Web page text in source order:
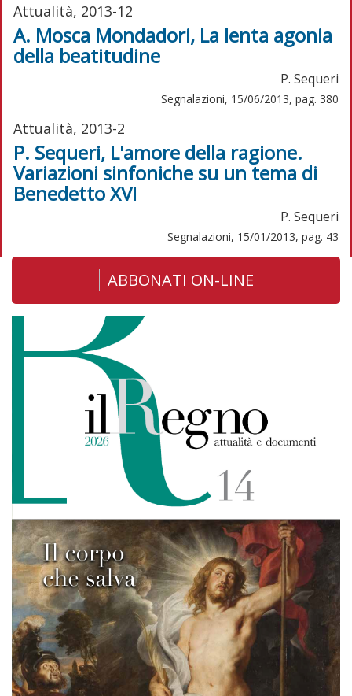
Attualità, 2013-12
A. Mosca Mondadori, La lenta agonia
della beatitudine
P. Sequeri
Segnalazioni, 15/06/2013, pag. 380
Attualità, 2013-2
P. Sequeri, L'amore della ragione.
Variazioni sinfoniche su un tema di
Benedetto XVI
P. Sequeri
Segnalazioni, 15/01/2013, pag. 43
ABBONATI ON-LINE